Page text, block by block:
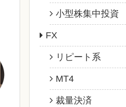
小型株集中投資
FX
リピート系
MT4
裁量決済